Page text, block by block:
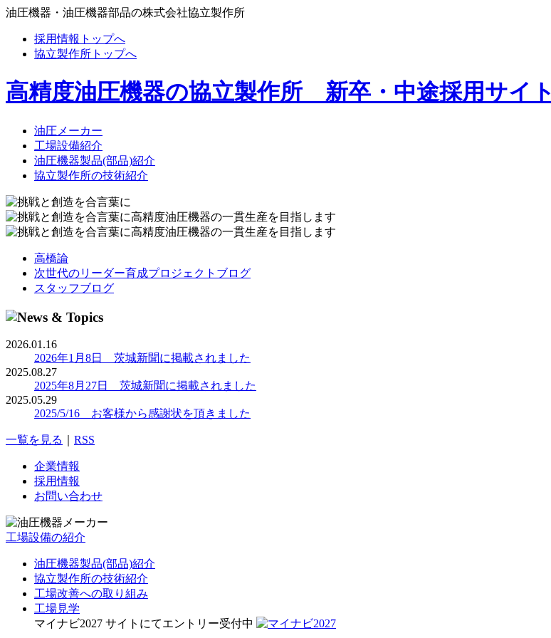
油圧機器・油圧機器部品の株式会社協立製作所
採用情報トップへ
協立製作所トップへ
高精度油圧機器の協立製作所 新卒・中途採用サイト
油圧メーカー
工場設備紹介
油圧機器製品(部品)紹介
協立製作所の技術紹介
高橋論
次世代のリーダー育成プロジェクトブログ
スタッフブログ
2026.01.16
2026年1月8日 茨城新聞に掲載されました
2025.08.27
2025年8月27日 茨城新聞に掲載されました
2025.05.29
2025/5/16 お客様から感謝状を頂きました
一覧を見る RSS
企業情報
採用情報
お問い合わせ
工場設備の紹介
油圧機器製品(部品)紹介
協立製作所の技術紹介
工場改善への取り組み
工場見学
マイナビ2027 サイトにてエントリー受付中